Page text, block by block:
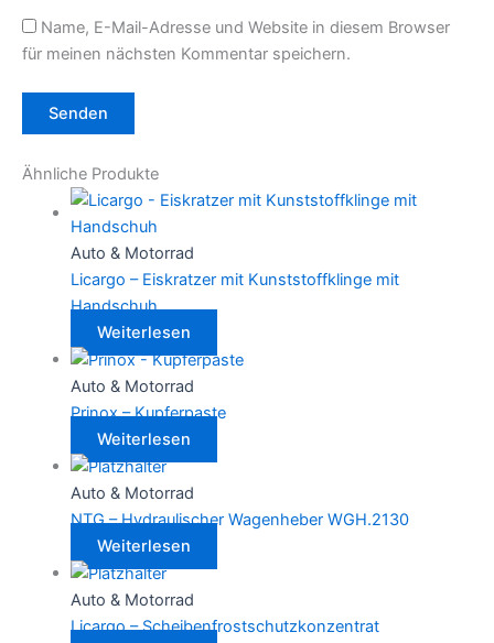
Name, E-Mail-Adresse und Website in diesem Browser
für meinen nächsten Kommentar speichern.
Ähnliche Produkte
Auto & Motorrad
Licargo – Eiskratzer mit Kunststoffklinge mit
Handschuh
Weiterlesen
Auto & Motorrad
Prinox – Kupferpaste
Weiterlesen
Auto & Motorrad
NTG – Hydraulischer Wagenheber WGH.2130
Weiterlesen
Auto & Motorrad
Licargo – Scheibenfrostschutzkonzentrat